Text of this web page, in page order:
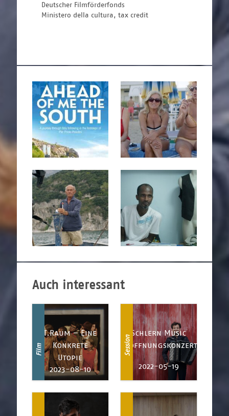
Deutscher Filmförderfonds
Ministero della cultura, tax credit
Auch interessant
Film
T.Raum – Eine
Konkrete
Utopie
2023-08-10
Session
Schlern Music
Eröffnungskonzert
2022-05-19